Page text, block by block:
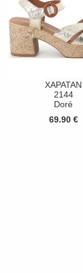
XAPATAN
2144
Doré
69.90 €